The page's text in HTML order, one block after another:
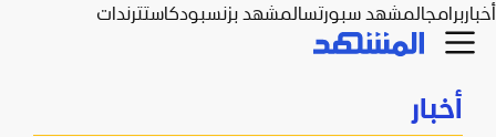
أخباربرامجالمشهد سبورتسالمشهد بزنسبودكاستترندات
أخبار